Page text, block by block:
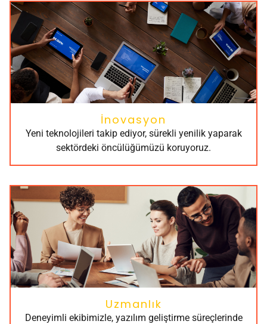
İnovasyon
Yeni teknolojileri takip ediyor, sürekli yenilik yaparak
sektördeki öncülüğümüzü koruyoruz.
Uzmanlık
Deneyimli ekibimizle, yazılım geliştirme süreçlerinde